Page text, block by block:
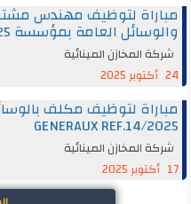
مباراة لتوظيف مهندس
والوسائل العامة بمؤسسة SOSIPO - REF.15/2025
شركة المخازن المينائية
24 أكتوبر 2025
GENERAUX REF.14/2025
شركة المخازن المينائية
17 أكتوبر 2025